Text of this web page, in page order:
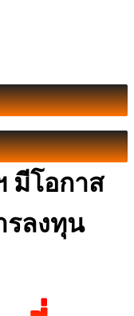
มีโอกาส
รลงทุน